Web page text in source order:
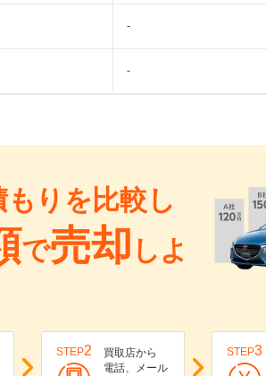
-
-
りを比較し
で売却 しよ
STEP2
買取店から
電話、メール
STEP3